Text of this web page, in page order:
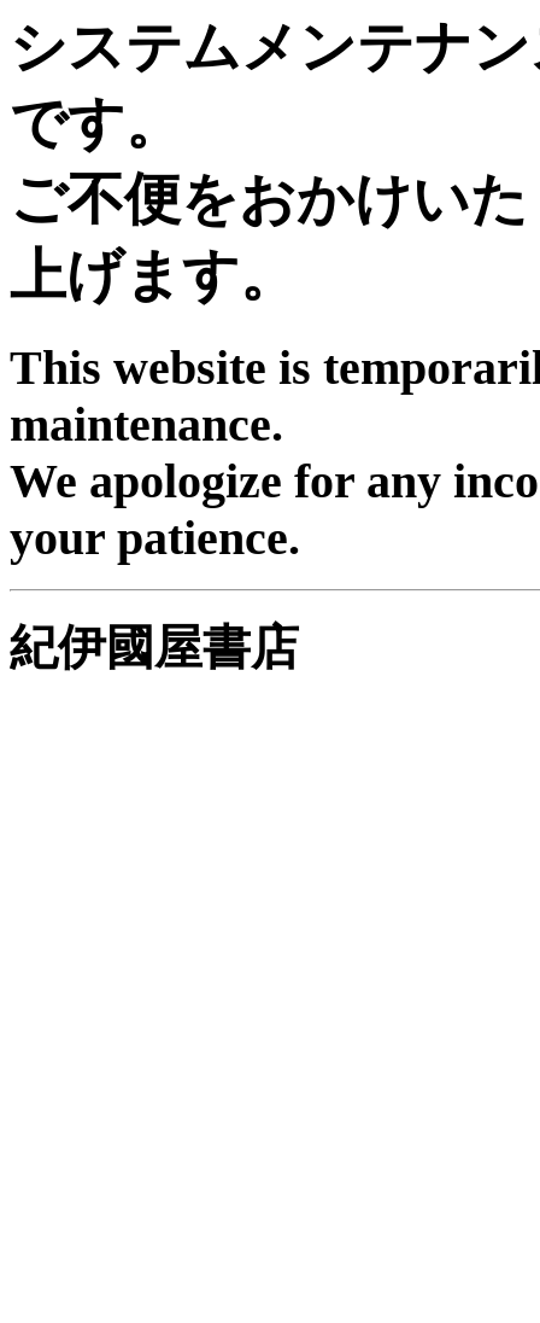
システムメンテナ
です。
ご不便をおかけい
上げます。
This website is
maintenance.
We apologize for any
your patience.
紀伊國屋書店